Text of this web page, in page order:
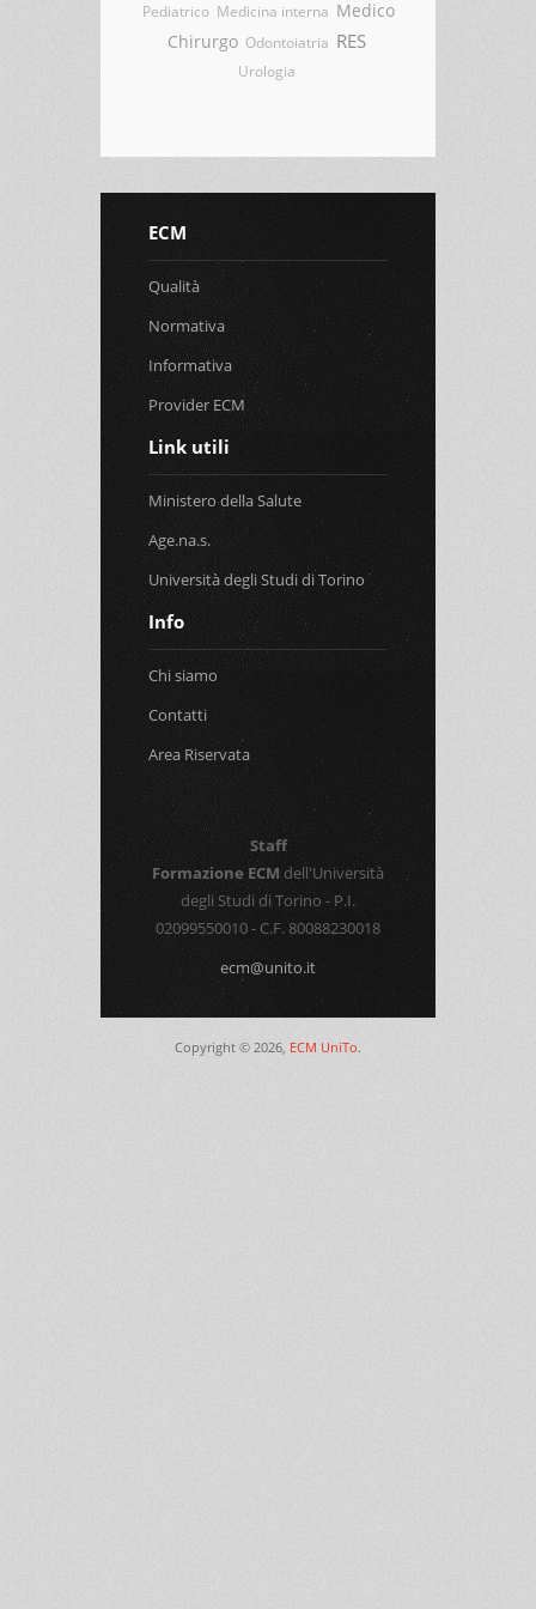
Pediatrico Medicina interna Medico
Chirurgo Odontoiatria RES
Urologia
ECM
Qualità
Normativa
Informativa
Provider ECM
Link utili
Ministero della Salute
Age.na.s.
Università degli Studi di Torino
Info
Chi siamo
Contatti
Area Riservata
Staff
Formazione ECM dell'Università
degli Studi di Torino - P.I.
02099550010 - C.F. 80088230018
ecm@unito.it
Copyright © 2026, ECM UniTo.